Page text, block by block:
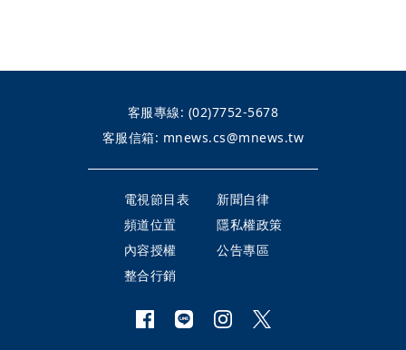
客服專線: (02)7752-5678
客服信箱: mnews.cs@mnews.tw
電視節目表
新聞自律
頻道位置
隱私權政策
內容授權
公告專區
整合行銷